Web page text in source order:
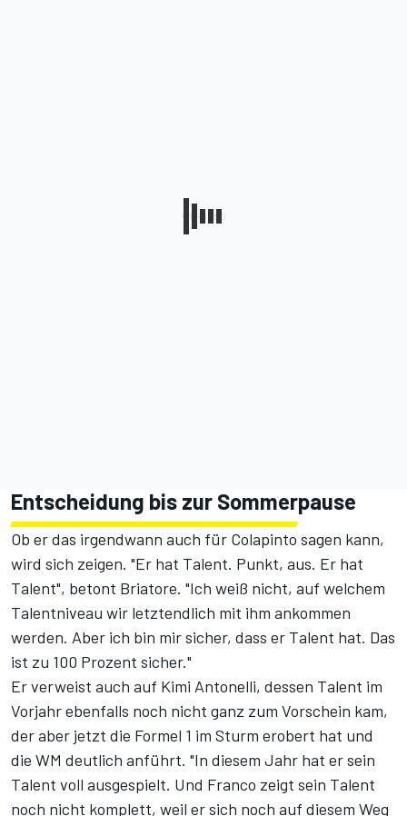
Entscheidung bis zur Sommerpause
Ob er das irgendwann auch für Colapinto sagen kann,
wird sich zeigen. "Er hat Talent. Punkt, aus. Er hat
Talent", betont Briatore. "Ich weiß nicht, auf welchem
Talentniveau wir letztendlich mit ihm ankommen
werden. Aber ich bin mir sicher, dass er Talent hat. Das
ist zu 100 Prozent sicher."
Er verweist auch auf Kimi Antonelli, dessen Talent im
Vorjahr ebenfalls noch nicht ganz zum Vorschein kam,
der aber jetzt die Formel 1 im Sturm erobert hat und
die WM deutlich anführt. "In diesem Jahr hat er sein
Talent voll ausgespielt. Und Franco zeigt sein Talent
noch nicht komplett, weil er sich noch auf diesem Weg